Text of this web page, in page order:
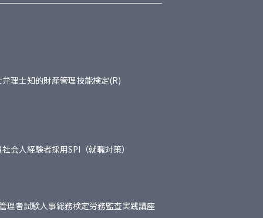
弁理士知的財産管理技能検定(R)
社会人経験者採用SPI（就職対策）
理者試験人事総務検定労務監査実践講座